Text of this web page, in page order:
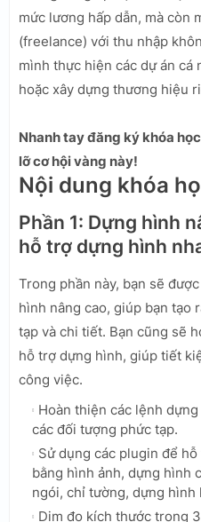
mức lương hấp dẫn, mà còn
(freelance) với thu nhập
mình thực hiện các dự án cá
hoặc xây dựng thương hiệu
Nhanh tay đăng ký khóa
lỡ cơ hội vàng này!
Nội dung khóa
Phần 1: Dựng hình
hỗ trợ dựng hình
Trong phần này, bạn sẽ
hình nâng cao, giúp bạn tạo
tạp và chi tiết. Bạn cũng sẽ
hỗ trợ dựng hình, giúp tiết
công việc.
Hoàn thiện các lệnh
các đối tượng phức tạp.
Sử dụng các plugin để
bằng hình ảnh, dựng hình
ngói, chỉ tường, dựng hình
Dim đo kích thước trong